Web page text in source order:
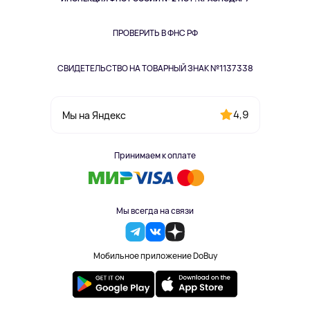
ПРОВЕРИТЬ В ФНС РФ
СВИДЕТЕЛЬСТВО НА ТОВАРНЫЙ ЗНАК №1137338
Мы на Яндекс 4,9
Принимаем к оплате
Мы всегда на связи
Мобильное приложение DoBuy
Одежда и аксессуары